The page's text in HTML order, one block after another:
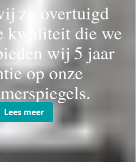
zo overtuigd
kwaliteit die we
wij 5 jaar
op onze
Lees meer